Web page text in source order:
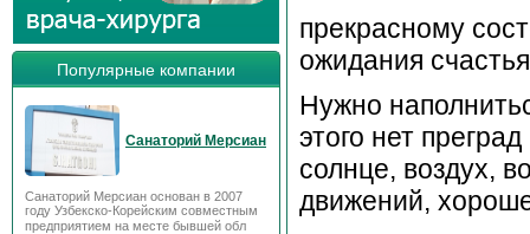
Популярные компании
Санаторий Мерсиан
Санаторий Мерсиан основан в 2007
году Узбекско-Корейским совместным
предприятием на месте бывшей обл
прекрасному
ожидания
Нужно
этого нет
солнце, воздух,
движений,